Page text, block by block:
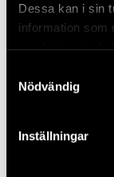
Dessa kan i sin
information som
Nödvändig
Inställningar
tiderna
med
konstnärligt
Konstverket